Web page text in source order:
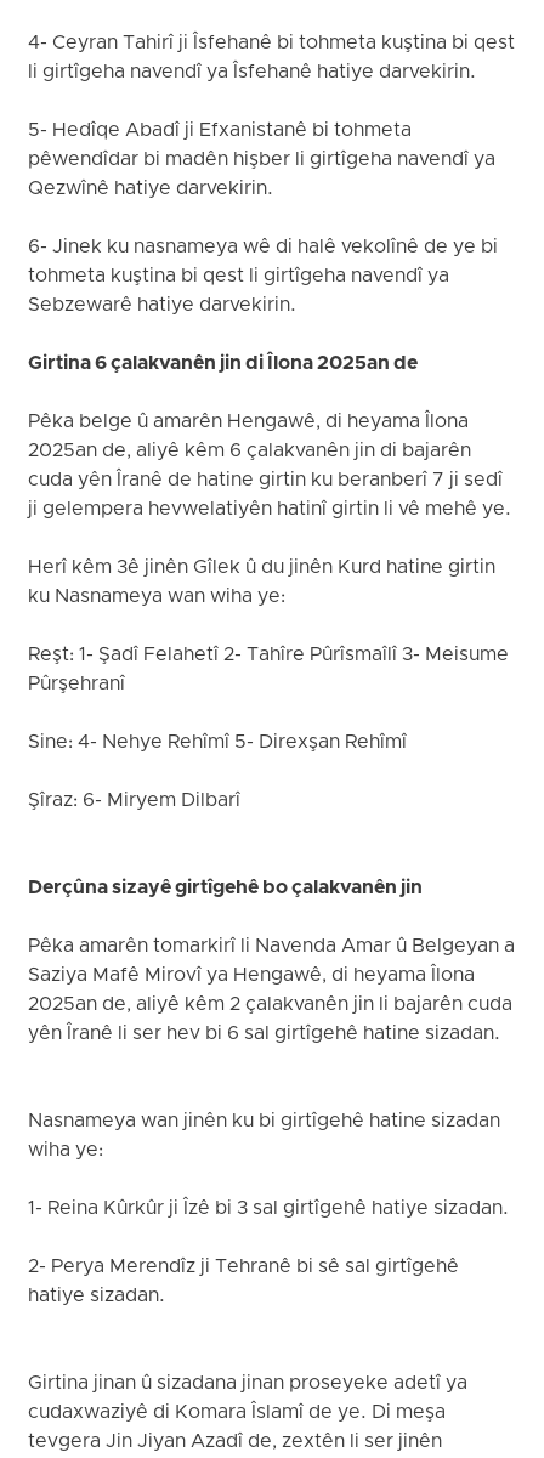
4- Ceyran Tahirî ji Îsfehanê bi tohmeta kuştina bi qest
li girtîgeha navendî ya Îsfehanê hatiye darvekirin.
5- Hedîqe Abadî ji Efxanistanê bi tohmeta
pêwendîdar bi madên hişber li girtîgeha navendî ya
Qezwînê hatiye darvekirin.
6- Jinek ku nasnameya wê di halê vekolînê de ye bi
tohmeta kuştina bi qest li girtîgeha navendî ya
Sebzewarê hatiye darvekirin.
Girtina 6 çalakvanên jin di Îlona 2025an de
Pêka belge û amarên Hengawê, di heyama Îlona
2025an de, aliyê kêm 6 çalakvanên jin di bajarên
cuda yên Îranê de hatine girtin ku beranberî 7 ji sedî
ji gelempera hevwelatiyên hatinî girtin li vê mehê ye.
Herî kêm 3ê jinên Gîlek û du jinên Kurd hatine girtin
ku Nasnameya wan wiha ye:
Reşt: 1- Şadî Felahetî 2- Tahîre Pûrîsmaîlî 3- Meisume
Pûrşehranî
Sine: 4- Nehye Rehîmî 5- Direxşan Rehîmî
Şîraz: 6- Miryem Dilbarî
Derçûna sizayê girtîgehê bo çalakvanên jin
Pêka amarên tomarkirî li Navenda Amar û Belgeyan a
Saziya Mafê Mirovî ya Hengawê, di heyama Îlona
2025an de, aliyê kêm 2 çalakvanên jin li bajarên cuda
yên Îranê li ser hev bi 6 sal girtîgehê hatine sizadan.
Nasnameya wan jinên ku bi girtîgehê hatine sizadan
wiha ye:
1- Reina Kûrkûr ji Îzê bi 3 sal girtîgehê hatiye sizadan.
2- Perya Merendîz ji Tehranê bi sê sal girtîgehê
hatiye sizadan.
Girtina jinan û sizadana jinan proseyeke adetî ya
cudaxwaziyê di Komara Îslamî de ye. Di meşa
tevgera Jin Jiyan Azadî de, zextên li ser jinên